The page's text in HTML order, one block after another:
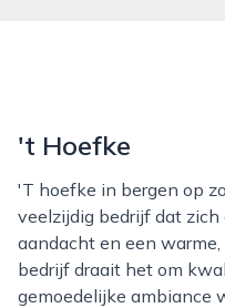
't Hoefke
't hoefke in bergen op zoom is een sfeervol en
veelzijdig bedrijf dat
aandacht en een
bedrijf draait het om
gemoedelijke ambiance